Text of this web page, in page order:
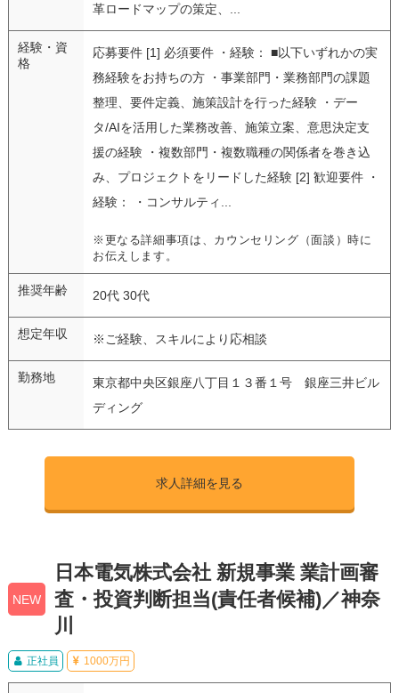
革ロードマップの策定、...
経験・資
格
応募要件 [1] 必須要件 ・経験： ■以下いずれかの実
務経験をお持ちの方 ・事業部門・業務部門の課題
整理、要件定義、施策設計を行った経験 ・デー
タ/AIを活用した業務改善、施策立案、意思決定支
援の経験 ・複数部門・複数職種の関係者を巻き込
み、プロジェクトをリードした経験 [2] 歓迎要件 ・
経験： ・コンサルティ...
※更なる詳細事項は、カウンセリング（面談）時に
お伝えします。
推奨年齢 20代 30代
想定年収 ※ご経験、スキルにより応相談
勤務地
東京都中央区銀座八丁目１３番１号 銀座三井ビル
ディング
求人詳細を見る
NEW
日本電気株式会社 新規事業 業計画審
査・投資判断担当(責任者候補)／神奈
川
正社員 1000万円